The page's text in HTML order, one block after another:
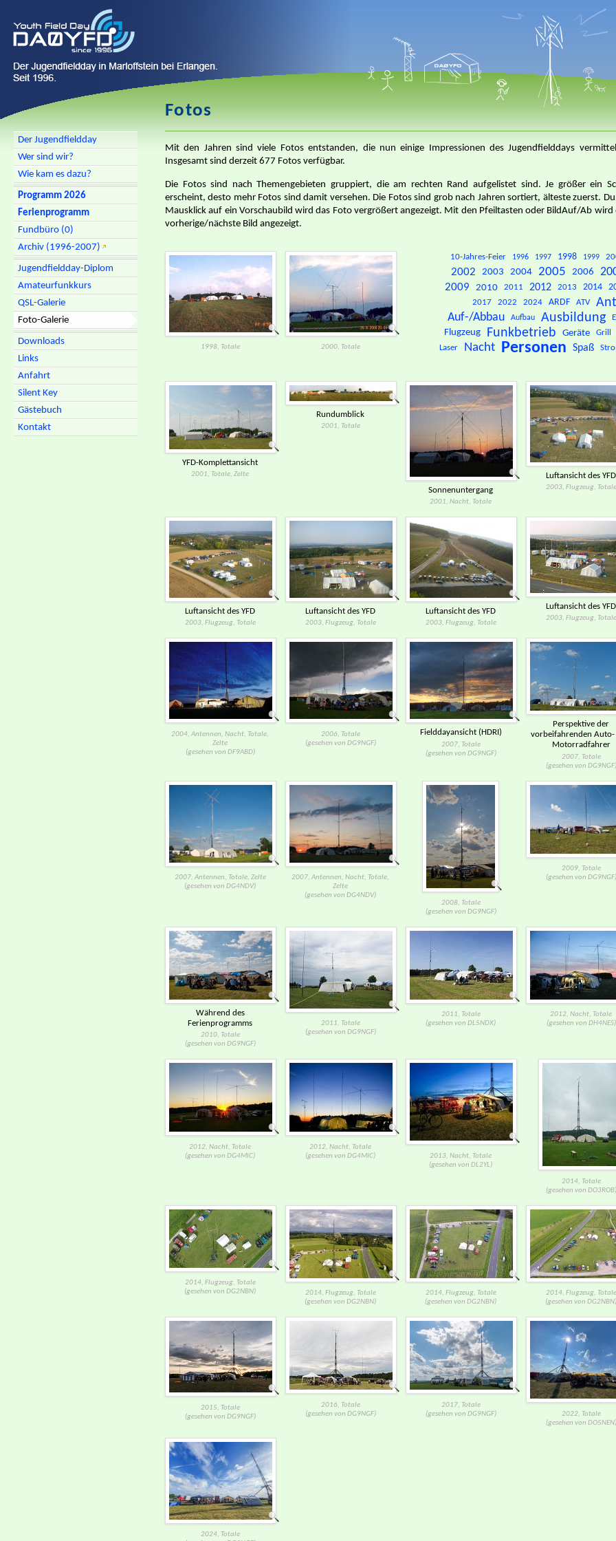
Der Jugendfieldday
Wer sind wir?
Wie kam es dazu?
Programm 2026
Ferienprogramm
Fundbüro (0)
Archiv (1996-2007)
Jugendfieldday-Diplom
Amateurfunkkurs
QSL-Galerie
Foto-Galerie
Downloads
Links
Anfahrt
Silent Key
Gästebuch
Kontakt
Fotos
Mit den Jahren sind viele Fotos entstanden, die nun einige Impressionen des Jugendfielddays
Insgesamt sind derzeit 677 Fotos verfügbar.
Die Fotos sind nach Themengebieten gruppiert, die am rechten Rand aufgelistet sind. Je größer ein
erscheint, desto mehr Fotos sind damit versehen. Die Fotos sind grob nach Jahren sortiert, älteste zuerst.
Mausklick auf ein Vorschaubild wird das Foto vergrößert angezeigt. Mit den Pfeiltasten oder BildAuf/Ab wird
vorherige/nächste Bild angezeigt.
10-Jahres-Feier 1996 1997 1998 1999
2002 2003 2004 2005 2006
2009 2010 2011 2012 2013 2014
2017 2022 2024 ARDF ATV
Auf-/Abbau Aufbau Ausbildung
Flugzeug Funkbetrieb Geräte Grill
Laser Nacht Personen Spaß
1998, Totale 2000, Totale
YFD-​Komplettansicht
2001, Totale, Zelte
Rundumblick
2001, Totale
Sonnenuntergang
2001, Nacht, Totale
Luftansicht des YFD
2003, Flugzeug, Totale
Luftansicht des YFD
2003, Flugzeug, Totale
Luftansicht des YFD
2003, Flugzeug, Totale
Luftansicht des YFD
2003, Flugzeug, Totale
Luftansicht des YFD
2003, Flugzeug, Totale
2004, Antennen, Nacht, Totale,
Zelte
(gesehen von DF9ABD)
2006, Totale
(gesehen von DG9NGF)
Fielddayansicht (HDRI)
2007, Totale
(gesehen von DG9NGF)
Perspektive der
vorbeifahrenden
Motorradfahrer
2007, Totale
(gesehen von DG9NGF)
2007, Antennen, Totale, Zelte
(gesehen von DG4NDV)
2007, Antennen, Nacht, Totale,
Zelte
(gesehen von DG4NDV)
2008, Totale
(gesehen von DG9NGF)
2009, Totale
(gesehen von DG9NGF)
Während des
Ferienprogramms
2010, Totale
(gesehen von DG9NGF)
2011, Totale
(gesehen von DG9NGF)
2011, Totale
(gesehen von DL5NDX)
2012, Nacht, Totale
(gesehen von DH4NES)
2012, Nacht, Totale
(gesehen von DG4MIC)
2012, Nacht, Totale
(gesehen von DG4MIC)
2013, Nacht, Totale
(gesehen von DL2YL)
2014, Totale
(gesehen von DO3ROB)
2014, Flugzeug, Totale
(gesehen von DG2NBN)
2014, Flugzeug, Totale
(gesehen von DG2NBN)
2014, Flugzeug, Totale
(gesehen von DG2NBN)
2014, Flugzeug, Totale
(gesehen von DG2NBN)
2015, Totale
(gesehen von DG9NGF)
2016, Totale
(gesehen von DG9NGF)
2017, Totale
(gesehen von DG9NGF)
2022, Totale
(gesehen von DO5NEN)
2024, Totale